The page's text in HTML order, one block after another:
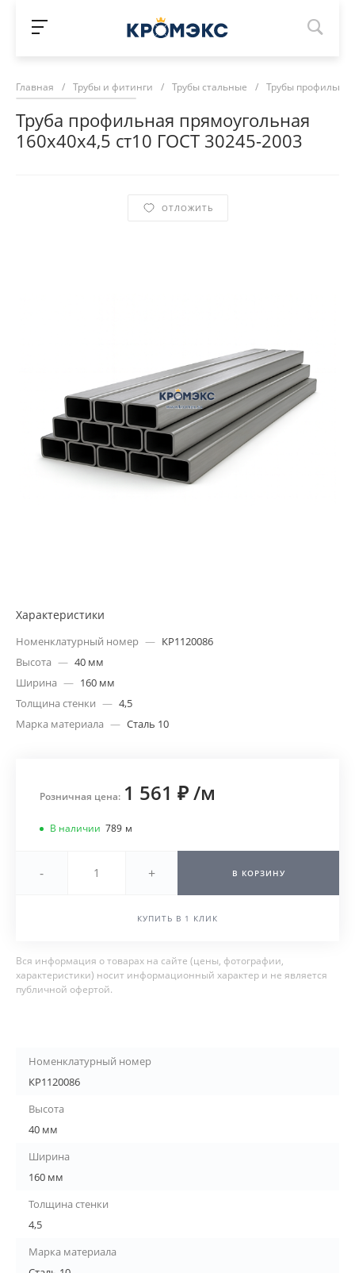
Главная / Трубы и фитинги / Трубы стальные / Трубы
Труба профильная прямоугольная
160х40х4,5 ст10 ГОСТ 30245-2003
ОТЛОЖИТЬ
Характеристики
Номенклатурный номер — КР1120086
Высота — 40 мм
Ширина — 160 мм
Толщина стенки — 4,5
Марка материала — Сталь 10
Розничная цена: 1 561 ₽/м
В наличии 789 м
- + В КОРЗИНУ
КУПИТЬ В 1 КЛИК
Вся информация о товарах на сайте (цены, фотографии,
характеристики) носит информационный характер и не является
публичной офертой.
Номенклатурный номер
КР1120086
Высота
40 мм
Ширина
160 мм
Толщина стенки
4,5
Марка материала